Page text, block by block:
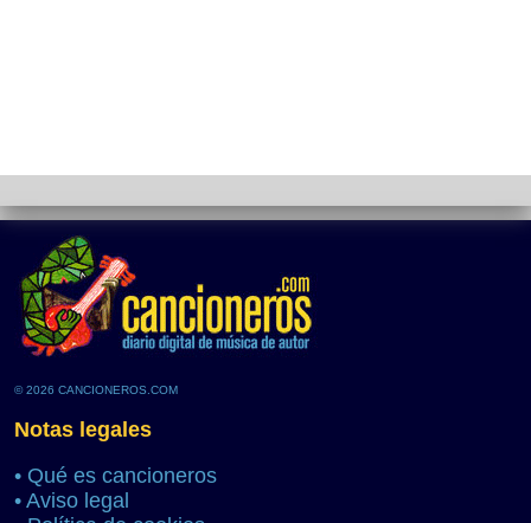
© 2026 CANCIONEROS.COM
Notas legales
• Qué es cancioneros
• Aviso legal